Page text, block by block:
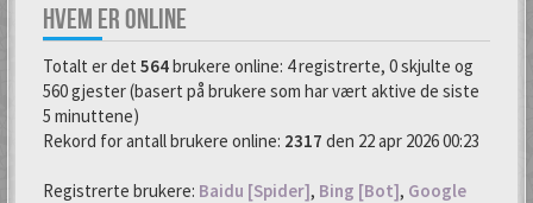
HVEM ER ONLINE
Totalt er det 564brukere online: 4 registrerte, 0 skjulte og
560 gjester (basert på brukere som har vært aktive de siste
5 minuttene)
Rekord for antall brukere online: 2317 den 22 apr 2026 00:23
Registrerte brukere: Baidu [Spider], Bing [Bot], Google